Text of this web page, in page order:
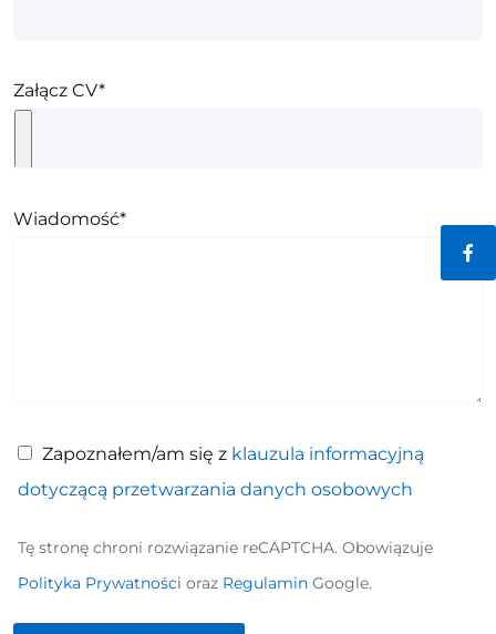
Załącz CV*Wybierz plik
Wiadomość*Wiadomość
Zapoznałem/am się z klauzula informacyjną
dotyczącą przetwarzania danych osobowych
Tę stronę chroni rozwiązanie reCAPTCHA. Obowiązuje
Polityka Prywatności oraz Regulamin Google.